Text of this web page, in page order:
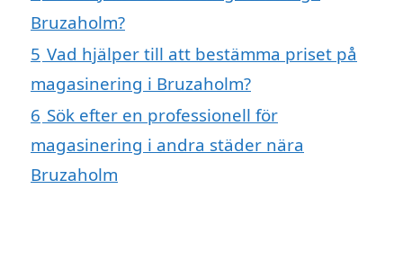
Bruzaholm?
5 Vad hjälper till att bestämma priset på
magasinering i Bruzaholm?
6 Sök efter en professionell för
magasinering i andra städer nära
Bruzaholm